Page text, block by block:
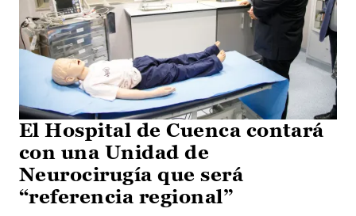
El Hospital de Cuenca contará
con una Unidad de
Neurocirugía que será
“referencia regional”